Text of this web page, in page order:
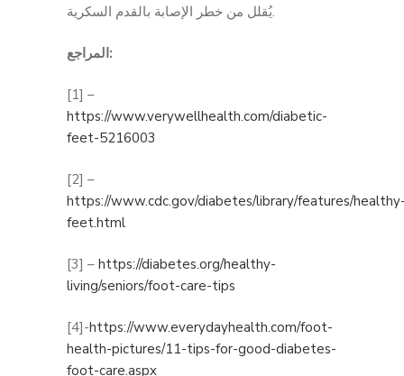
يُقلل من خطر الإصابة بالقدم السكرية.
المراجع:
[1] –
https://www.verywellhealth.com/diabetic-
feet-5216003
[2] –
https://www.cdc.gov/diabetes/library/features/
feet.html
[3] – https://diabetes.org/healthy-
living/seniors/foot-care-tips
[4]-https://www.everydayhealth.com/foot-
health-pictures/11-tips-for-good-diabetes-
foot-care.aspx